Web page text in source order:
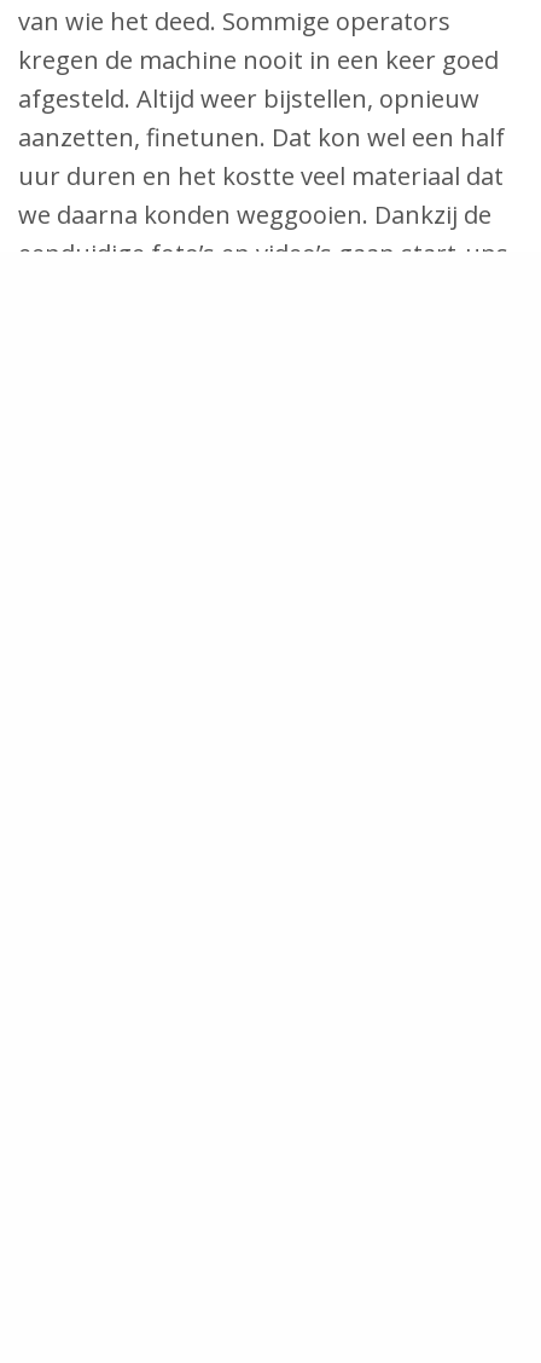
van wie het deed. Sommige operators
kregen de machine nooit in een keer goed
afgesteld. Altijd weer bijstellen, opnieuw
aanzetten, finetunen. Dat kon wel een half
uur duren en het kostte veel materiaal dat
we daarna konden weggooien. Dankzij de
eenduidige foto’s en video’s gaan start-ups